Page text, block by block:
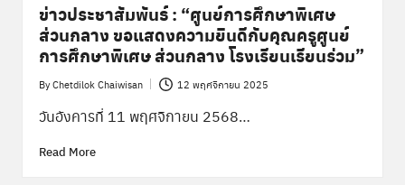
ข่าวประชาสัมพันธ์ : “ศูนย์การศึกษาพิเศษ
ส่วนกลาง ขอแสดงความยินดีกับคุณครูศูนย์
การศึกษาพิเศษ ส่วนกลาง โรงเรียนเรียนร่วม”
Posted
by
ByChetdilok Chaiwisan 12 พฤศจิกายน 2025
วันอังคารที่ 11 พฤศจิกายน 2568…
Read More